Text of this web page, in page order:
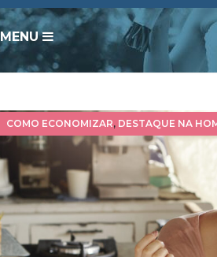
MENU
COMO ECONOMIZAR, DESTAQUE NA